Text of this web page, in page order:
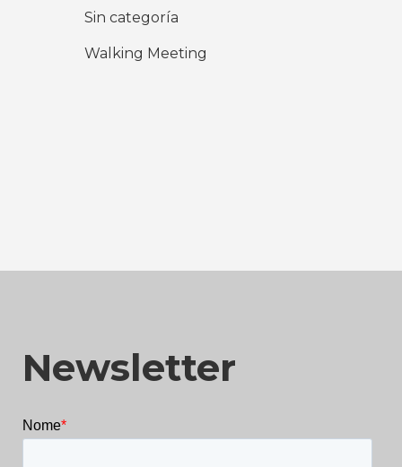
Sin categoría
Walking Meeting
Newsletter